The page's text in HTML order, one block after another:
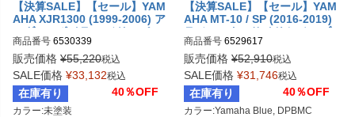
【決算SALE】【セール】YAM
AHA XJR1300 (1999-2006) ア
ンダースポイラー(ベリーパン)
未塗装 BODYSTYLE
商品番号 6530339
販売価格 ¥55,220税込
SALE価格 ¥33,132税込
在庫有り 40％OFF
カラー:未塗装
【決算SALE】【セール】YAM
AHA MT-10 / SP (2016-2019)
ラジエーターサイドカバー ブル
ー BODYSTYLE
商品番号 6529617
販売価格 ¥52,910税込
SALE価格 ¥31,746税込
在庫有り 40％OFF
カラー:Yamaha Blue, DPBMC